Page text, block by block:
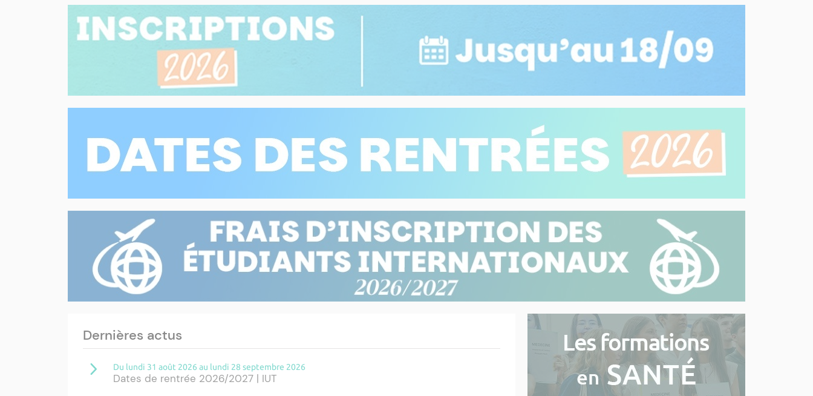
Dernières actus
Du lundi 31 août 2026 au lundi 28 septembre 2026
Dates de rentrée 2026/2027 | IUT